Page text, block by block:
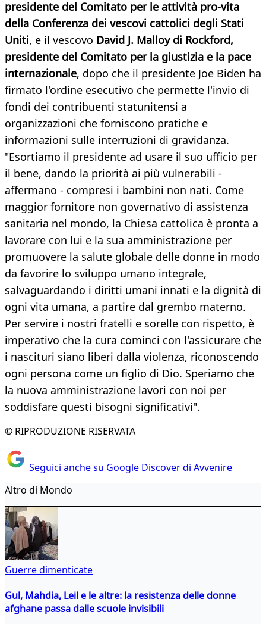
presidente del Comitato per le attività pro-vita
della Conferenza dei vescovi cattolici degli Stati
Uniti, e il vescovo David J. Malloy di Rockford,
presidente del Comitato per la giustizia e la pace
internazionale, dopo che il presidente Joe Biden ha
firmato l'ordine esecutivo che permette l'invio di
fondi dei contribuenti statunitensi a
organizzazioni che forniscono pratiche e
informazioni sulle interruzioni di gravidanza.
"Esortiamo il presidente ad usare il suo ufficio per
il bene, dando la priorità ai più vulnerabili -
affermano - compresi i bambini non nati. Come
maggior fornitore non governativo di assistenza
sanitaria nel mondo, la Chiesa cattolica è pronta a
lavorare con lui e la sua amministrazione per
promuovere la salute globale delle donne in modo
da favorire lo sviluppo umano integrale,
salvaguardando i diritti umani innati e la dignità di
ogni vita umana, a partire dal grembo materno.
Per servire i nostri fratelli e sorelle con rispetto, è
imperativo che la cura cominci con l'assicurare che
i nascituri siano liberi dalla violenza, riconoscendo
ogni persona come un figlio di Dio. Speriamo che
la nuova amministrazione lavori con noi per
soddisfare questi bisogni significativi".
© RIPRODUZIONE RISERVATA
Seguici anche su Google Discover di Avvenire
Altro di Mondo
Guerre dimenticate
Gul, Mahdia, Leil e le altre: la resistenza delle donne
afghane passa dalle scuole invisibili